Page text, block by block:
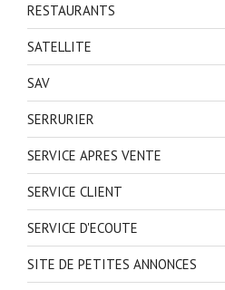
RESTAURANTS
SATELLITE
SAV
SERRURIER
SERVICE APRES VENTE
SERVICE CLIENT
SERVICE D'ECOUTE
SITE DE PETITES ANNONCES